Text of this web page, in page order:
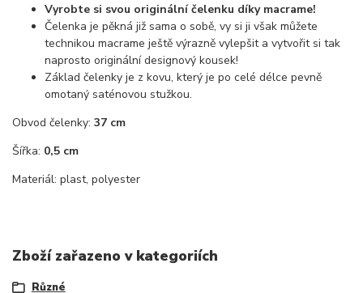
Vyrobte si svou originální čelenku díky macrame!
Čelenka je pěkná již sama o sobě, vy si ji však můžete
technikou macrame ještě výrazně vylepšit a vytvořit si tak
naprosto originální designový kousek!
Základ čelenky je z kovu, který je po celé délce pevně
omotaný saténovou stužkou.
Obvod čelenky: 37 cm
Šířka: 0,5 cm
Materiál: plast, polyester
Zboží zařazeno v kategoriích
Různé